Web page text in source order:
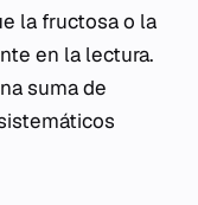
la fructosa o la
en la lectura.
suma de